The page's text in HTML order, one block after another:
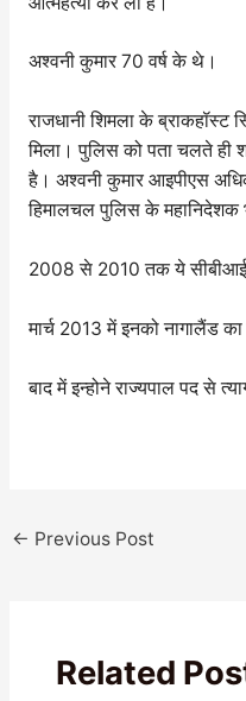
अश्वनी कुमार 70 वर्ष के थे।
राजधानी शिमला के
मिला। पुलिस को पता चलते
है। अश्वनी कुमार आइपीएस
हिमालचल पुलिस के महानिदेशक
2008 से 2010 तक ये
मार्च 2013 में इनको नागालैंड का
बाद में इन्होने राज्यपाल पद से
← Previous Post
Related